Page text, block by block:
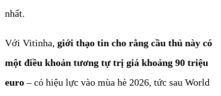
nhất.
Với Vitinha, giới thạo tin cho rằng cầu thủ này có
một điều khoản tương tự trị giá khoảng 90 triệu
euro– có hiệu lực vào mùa hè 2026, tức sau World